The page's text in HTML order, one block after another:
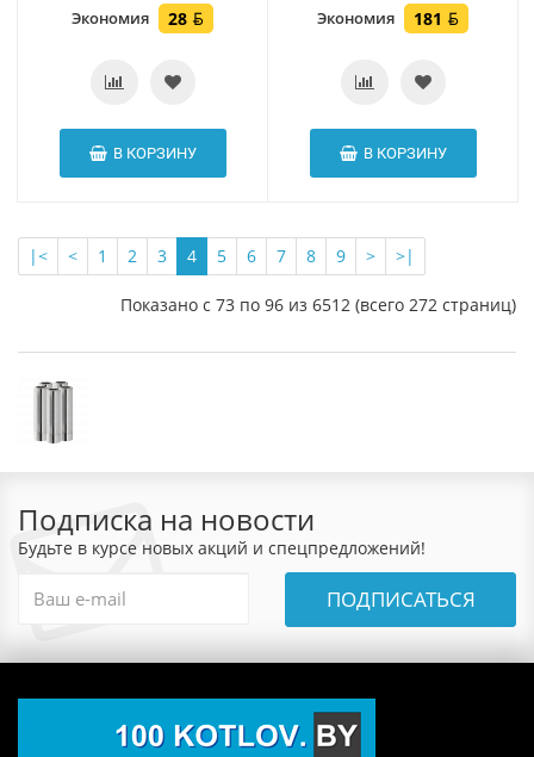
Экономия 28
В КОРЗИНУ
Экономия 181
В КОРЗИНУ
|< < 1 2 3 4 5 6 7 8 9 > >|
Показано с 73 по 96 из 6512 (всего 272 страниц)
Подписка на новости
Будьте в курсе новых акций и спецпредложений!
ПОДПИСАТЬСЯ